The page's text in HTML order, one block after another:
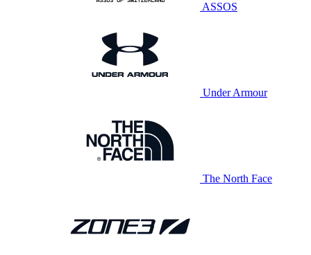
ASSOS
Under Armour
The North Face